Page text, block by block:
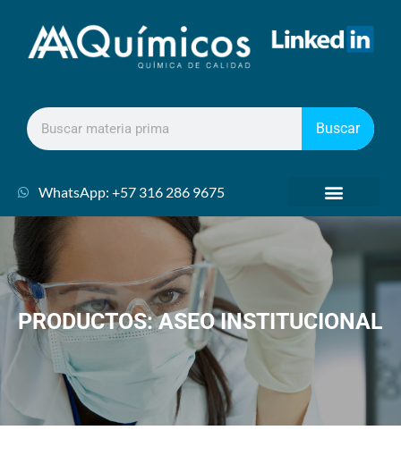
Buscar
WhatsApp: +57 316 286 9675
PRODUCTOS: ASEO INSTITUCIONAL